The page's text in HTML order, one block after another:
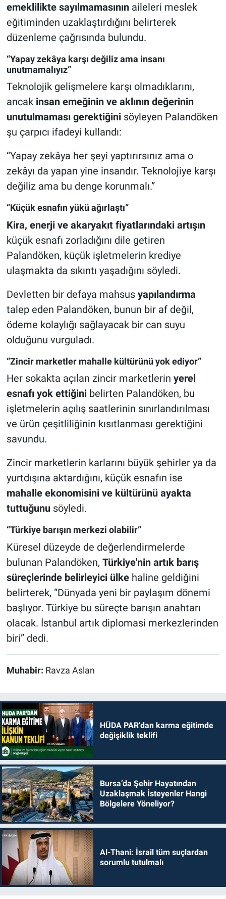
emeklilikte sayılmamasınınaileleri meslek
eğitiminden uzaklaştırdığını belirterek
düzenleme çağrısında bulundu.
“Yapay zekâya karşı değiliz ama insanı
unutmamalıyız”
Teknolojik gelişmelere karşı olmadıklarını,
ancak insan emeğinin ve aklının değerinin
unutulmaması gerektiğinisöyleyen Palandöken
şu çarpıcı ifadeyi kullandı:
“Yapay zekâya her şeyi yaptırırsınız ama o
zekâyı da yapan yine insandır. Teknolojiye karşı
değiliz ama bu denge korunmalı.”
“Küçük esnafın yükü ağırlaştı”
Kira, enerji ve akaryakıt fiyatlarındaki artışın
küçük esnafı zorladığını dile getiren
Palandöken, küçük işletmelerin krediye
ulaşmakta da sıkıntı yaşadığını söyledi.
Devletten bir defaya mahsus yapılandırma
talep eden Palandöken, bunun bir af değil,
ödeme kolaylığı sağlayacak bir can suyu
olduğunu vurguladı.
“Zincir marketler mahalle kültürünü yok ediyor”
Her sokakta açılan zincir marketlerin yerel
esnafı yok ettiğinibelirten Palandöken, bu
işletmelerin açılış saatlerinin sınırlandırılması
ve ürün çeşitliliğinin kısıtlanması gerektiğini
savundu.
Zincir marketlerin karlarını büyük şehirler ya da
yurtdışına aktardığını, küçük esnafın ise
mahalle ekonomisini ve kültürünü ayakta
tuttuğunusöyledi.
“Türkiye barışın merkezi olabilir”
Küresel düzeyde de değerlendirmelerde
bulunan Palandöken, Türkiye'nin artık barış
süreçlerinde belirleyici ülkehaline geldiğini
belirterek, “Dünyada yeni bir paylaşım dönemi
başlıyor. Türkiye bu süreçte barışın anahtarı
olacak. İstanbul artık diplomasi merkezlerinden
biri” dedi.
Muhabir: Ravza Aslan
HÜDA PAR’dan karma eğitimde
değişiklik teklifi
Bursa’da Şehir Hayatından
Uzaklaşmak İsteyenler Hangi
Bölgelere Yöneliyor?
Al-Thani: İsrail tüm suçlardan
sorumlu tutulmalı